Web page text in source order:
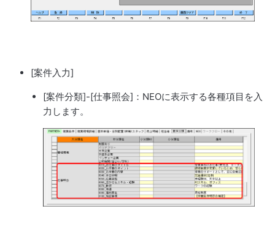
[案件入力]
[案件分類]-[仕事照会]：NEOに表示する各種項目を入
力します。